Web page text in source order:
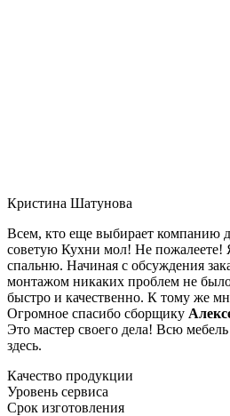
Кристина Шатунова
Всем, кто еще выбирает компанию
советую Кухни мол! Не пожалеете!
спальню. Начиная с обсуждения
монтажом никаких проблем не
быстро и качественно. К тому же
Огромное спасибо сборщику
Это мастер своего дела! Всю мебель
здесь.
Качество продукции
Уровень сервиса
Срок изготовления